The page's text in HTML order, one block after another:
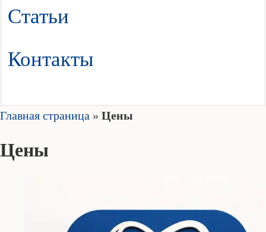
Статьи
Контакты
Главная страница » Цены
Цены